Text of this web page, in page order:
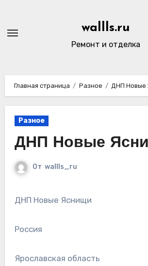
содержимому
wallls.ru
Ремонт и отделка
Главная страница Разное ДНП Новые
Разное
ДНП Новые
От wallls_ru
ДНП Новые Яснищи
Россия
Ярославская область